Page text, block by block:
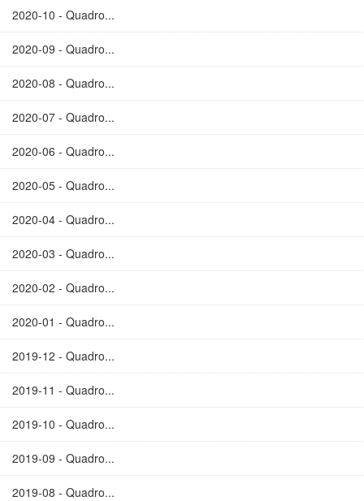
2020-10 - Quadro...
2020-09 - Quadro...
2020-08 - Quadro...
2020-07 - Quadro...
2020-06 - Quadro...
2020-05 - Quadro...
2020-04 - Quadro...
2020-03 - Quadro...
2020-02 - Quadro...
2020-01 - Quadro...
2019-12 - Quadro...
2019-11 - Quadro...
2019-10 - Quadro...
2019-09 - Quadro...
2019-08 - Quadro...